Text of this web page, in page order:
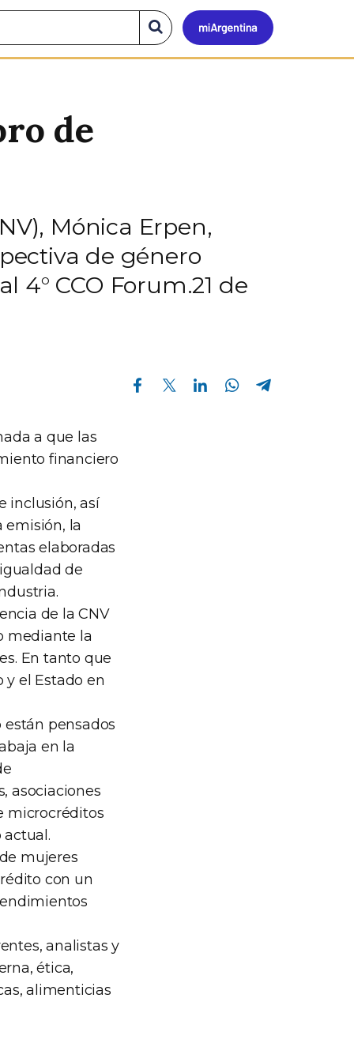
Mi
Buscar
en
el
de
Mónica Erpen,
de género
CCO Forum.21 de
Compartir en Facebook Compartir en Twitter Compartir en Linkedin Compartir en Whatsapp
a que las
financiero
inclusión, así
emisión, la
elaboradas
de
de la CNV
mediante la
En tanto que
el Estado en
pensados
en la
asociaciones
microcréditos
mujeres
con un
analistas y
ética,
alimenticias